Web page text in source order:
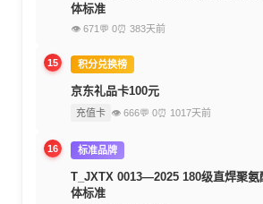
体标准
👁 671 💬 0⏰ 383天前
15 积分兑换榜
京东礼品卡100元
充值卡 👁 666💬 0⏰ 1017天前
16 标准品牌
T_JXTX 0013—2025 180级直焊聚氨
体标准